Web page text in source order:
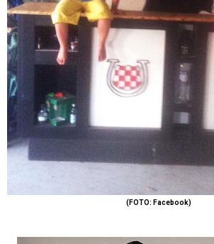
(FOTO: Facebook)